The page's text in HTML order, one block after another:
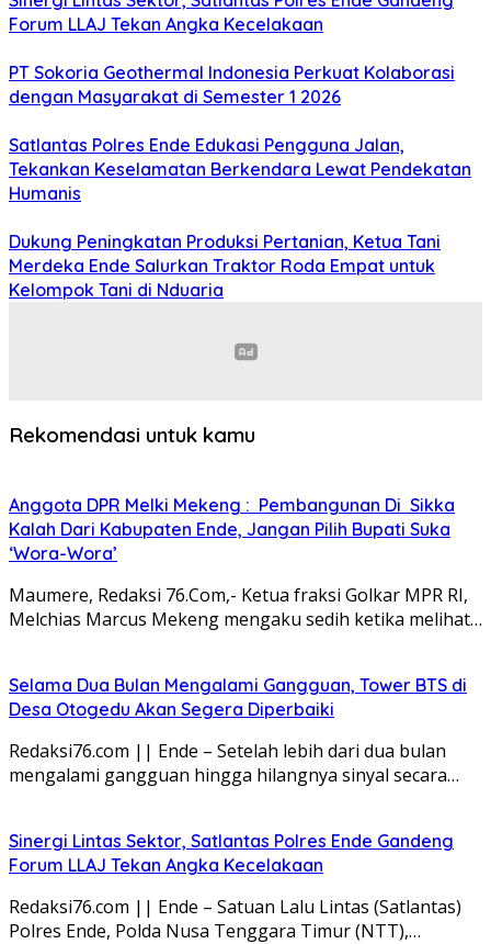
Forum LLAJ Tekan Angka Kecelakaan
PT Sokoria Geothermal Indonesia Perkuat Kolaborasi
dengan Masyarakat di Semester 1 2026
Satlantas Polres Ende Edukasi Pengguna Jalan,
Tekankan Keselamatan Berkendara Lewat Pendekatan
Humanis
Dukung Peningkatan Produksi Pertanian, Ketua Tani
Merdeka Ende Salurkan Traktor Roda Empat untuk
Kelompok Tani di Nduaria
Rekomendasi untuk kamu
Anggota DPR Melki Mekeng : Pembangunan Di Sikka
Kalah Dari Kabupaten Ende, Jangan Pilih Bupati Suka
‘Wora-Wora’
Maumere, Redaksi 76.Com,- Ketua fraksi Golkar MPR RI,
Melchias Marcus Mekeng mengaku sedih ketika melihat…
Selama Dua Bulan Mengalami Gangguan, Tower BTS di
Desa Otogedu Akan Segera Diperbaiki
Redaksi76.com || Ende – Setelah lebih dari dua bulan
mengalami gangguan hingga hilangnya sinyal secara…
Sinergi Lintas Sektor, Satlantas Polres Ende Gandeng
Forum LLAJ Tekan Angka Kecelakaan
Redaksi76.com || Ende – Satuan Lalu Lintas (Satlantas)
Polres Ende, Polda Nusa Tenggara Timur (NTT),…